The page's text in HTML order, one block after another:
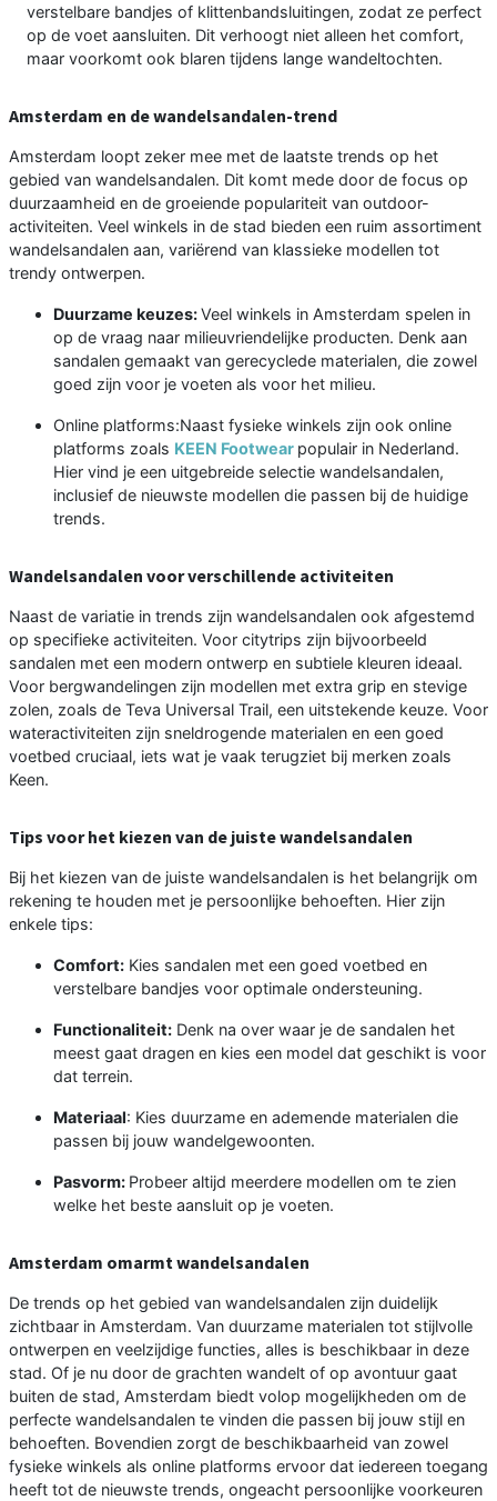
verstelbare bandjes of klittenbandsluitingen, zodat ze perfect
op de voet aansluiten. Dit verhoogt niet alleen het comfort,
maar voorkomt ook blaren tijdens lange wandeltochten.
Amsterdam en de wandelsandalen-trend
Amsterdam loopt zeker mee met de laatste trends op het
gebied van wandelsandalen. Dit komt mede door de focus op
duurzaamheid en de groeiende populariteit van outdoor-
activiteiten. Veel winkels in de stad bieden een ruim assortiment
wandelsandalen aan, variërend van klassieke modellen tot
trendy ontwerpen.
Duurzame keuzes:Veel winkels in Amsterdam spelen in
op de vraag naar milieuvriendelijke producten. Denk aan
sandalen gemaakt van gerecyclede materialen, die zowel
goed zijn voor je voeten als voor het milieu.
Online platforms:Naast fysieke winkels zijn ook online
platforms zoals KEEN Footwear populair in Nederland.
Hier vind je een uitgebreide selectie wandelsandalen,
inclusief de nieuwste modellen die passen bij de huidige
trends.
Wandelsandalen voor verschillende activiteiten
Naast de variatie in trends zijn wandelsandalen ook afgestemd
op specifieke activiteiten. Voor citytrips zijn bijvoorbeeld
sandalen met een modern ontwerp en subtiele kleuren ideaal.
Voor bergwandelingen zijn modellen met extra grip en stevige
zolen, zoals de Teva Universal Trail, een uitstekende keuze. Voor
wateractiviteiten zijn sneldrogende materialen en een goed
voetbed cruciaal, iets wat je vaak terugziet bij merken zoals
Keen.
Tips voor het kiezen van de juiste wandelsandalen
Bij het kiezen van de juiste wandelsandalen is het belangrijk om
rekening te houden met je persoonlijke behoeften. Hier zijn
enkele tips:
Comfort: Kies sandalen met een goed voetbed en
verstelbare bandjes voor optimale ondersteuning.
Functionaliteit: Denk na over waar je de sandalen het
meest gaat dragen en kies een model dat geschikt is voor
dat terrein.
Materiaal: Kies duurzame en ademende materialen die
passen bij jouw wandelgewoonten.
Pasvorm: Probeer altijd meerdere modellen om te zien
welke het beste aansluit op je voeten.
Amsterdam omarmt wandelsandalen
De trends op het gebied van wandelsandalen zijn duidelijk
zichtbaar in Amsterdam. Van duurzame materialen tot stijlvolle
ontwerpen en veelzijdige functies, alles is beschikbaar in deze
stad. Of je nu door de grachten wandelt of op avontuur gaat
buiten de stad, Amsterdam biedt volop mogelijkheden om de
perfecte wandelsandalen te vinden die passen bij jouw stijl en
behoeften. Bovendien zorgt de beschikbaarheid van zowel
fysieke winkels als online platforms ervoor dat iedereen toegang
heeft tot de nieuwste trends, ongeacht persoonlijke voorkeuren